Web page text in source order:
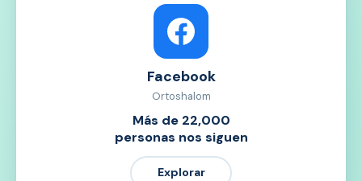
Facebook
Ortoshalom
Más de 22,000
personas nos siguen
Explorar